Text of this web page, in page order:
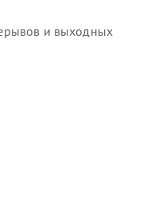
и выходных